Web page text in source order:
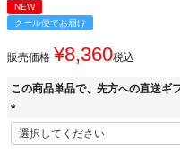
NEW
クール便でお届け
販売価格 ¥8,360税込
この商品単品で、先方への直送ギ
(
必